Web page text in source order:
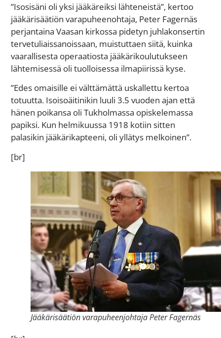
”Isosisäni oli yksi jääkäreiksi lähteneistä”, kertoo
jääkärisäätiön varapuheenohtaja, Peter Fagernäs
perjantaina Vaasan kirkossa pidetyn juhlakonsertin
tervetuliaissanoissaan, muistuttaen siitä, kuinka
vaarallisesta operaatiosta jääkärikoulutukseen
lähtemisessä oli tuolloisessa ilmapiirissä kyse.
”Edes omaisille ei välttämättä uskallettu kertoa
totuutta. Isoisoäitinikin luuli 3.5 vuoden ajan että
hänen poikansa oli Tukholmassa opiskelemassa
papiksi. Kun helmikuussa 1918 kotiin sitten
palasikin jääkärikapteeni, oli yllätys melkoinen”.
[br]
Jääkärisäätiön varapuheenjohtaja Peter Fagernäs